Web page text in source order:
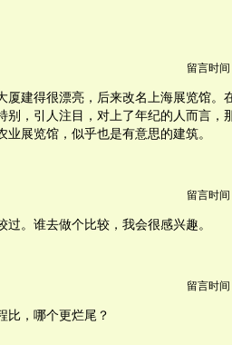
留言时间
厦建得很漂亮，后来改名上海展览馆。
别，引人注目，对上了年纪的人而言，
业展览馆，似乎也是有意思的建筑。
留言时间
过。谁去做个比较，我会很感兴趣。
留言时间
比，哪个更烂尾？